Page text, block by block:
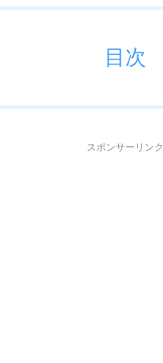
目次
スポンサーリンク